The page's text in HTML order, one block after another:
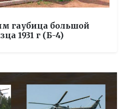
гаубица большой
1931 г (Б-4)